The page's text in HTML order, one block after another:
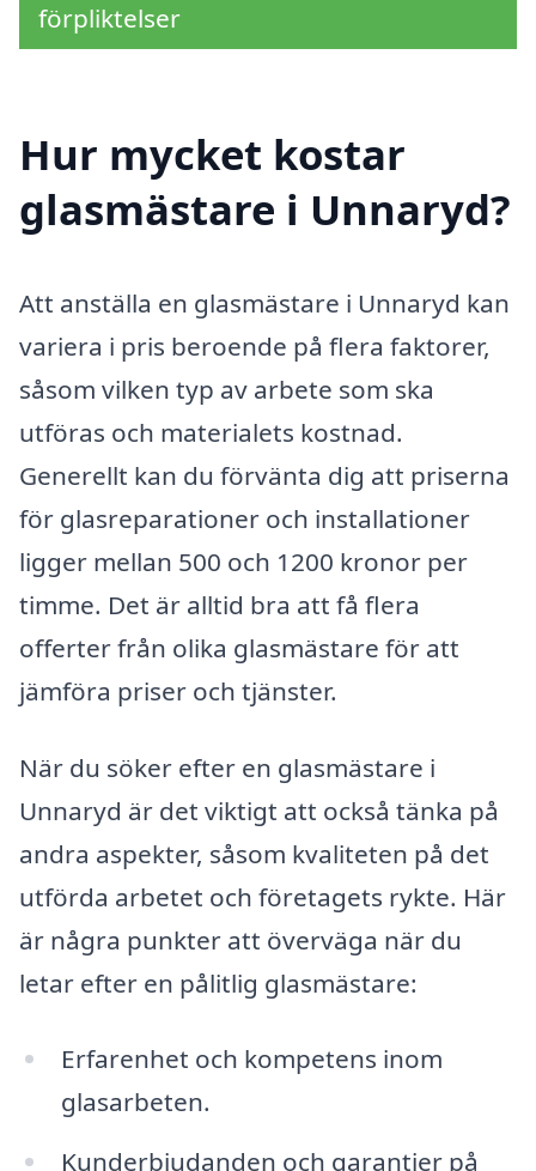
förpliktelser
Hur mycket kostar
glasmästare i Unnaryd?
Att anställa en glasmästare i Unnaryd kan
variera i pris beroende på flera faktorer,
såsom vilken typ av arbete som ska
utföras och materialets kostnad.
Generellt kan du förvänta dig att priserna
för glasreparationer och installationer
ligger mellan 500 och 1200 kronor per
timme. Det är alltid bra att få flera
offerter från olika glasmästare för att
jämföra priser och tjänster.
När du söker efter en glasmästare i
Unnaryd är det viktigt att också tänka på
andra aspekter, såsom kvaliteten på det
utförda arbetet och företagets rykte. Här
är några punkter att överväga när du
letar efter en pålitlig glasmästare:
Erfarenhet och kompetens inom
glasarbeten.
Kunderbjudanden och garantier på